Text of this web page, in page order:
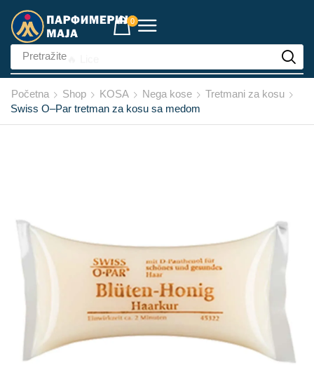
0
Pretražite🔥 Lice
Početna Shop KOSA Nega kose
Tretmani za kosu
Swiss O–Par tretman za kosu sa medom